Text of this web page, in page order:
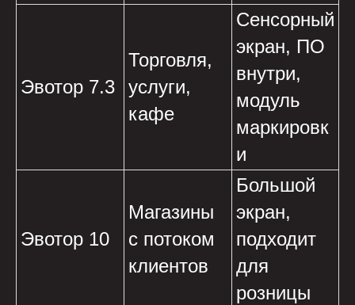
Эвотор 7.3
Торговля,
услуги,
кафе
Сенсорный
экран, ПО
внутри,
модуль
маркировк
и
Эвотор 10
Магазины
с потоком
клиентов
Большой
экран,
подходит
для
розницы